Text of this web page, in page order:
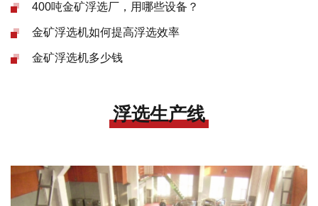
400吨金矿浮选厂，用哪些设备？
金矿浮选机如何提高浮选效率
金矿浮选机多少钱
浮选生产线